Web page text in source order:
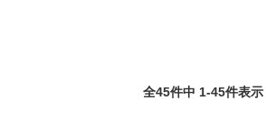
全45件中 1-45件表示